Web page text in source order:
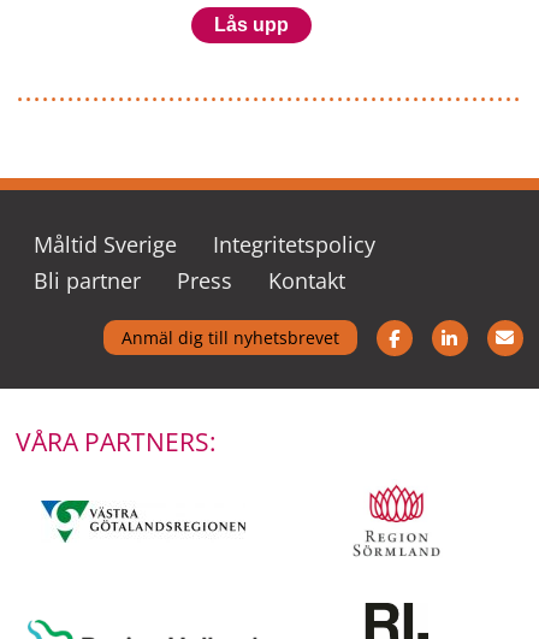
Måltid Sverige
Integritetspolicy
Bli partner
Press Kontakt
Anmäl dig till nyhetsbrevet Följ oss på
Följ
VÅRA PARTNERS: